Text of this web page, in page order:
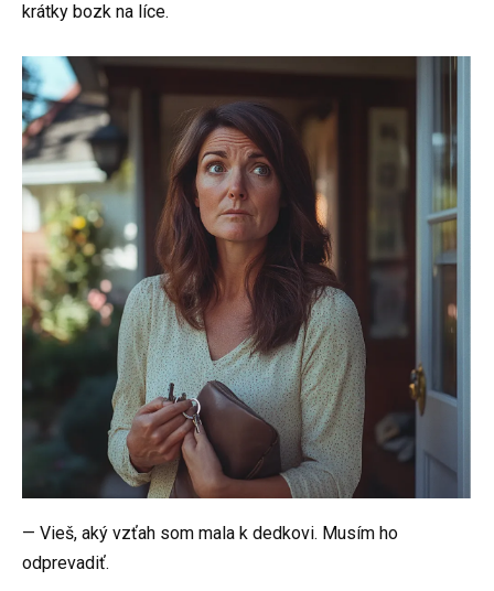
krátky bozk na líce.
— Vieš, aký vzťah som mala k dedkovi. Musím ho
odprevadiť.